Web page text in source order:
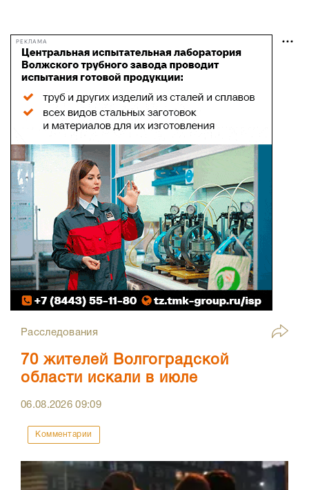
РЕКЛАМА
Расследования
70 жителей Волгоградской
области искали в июле
06.08.202609:09
Комментарии